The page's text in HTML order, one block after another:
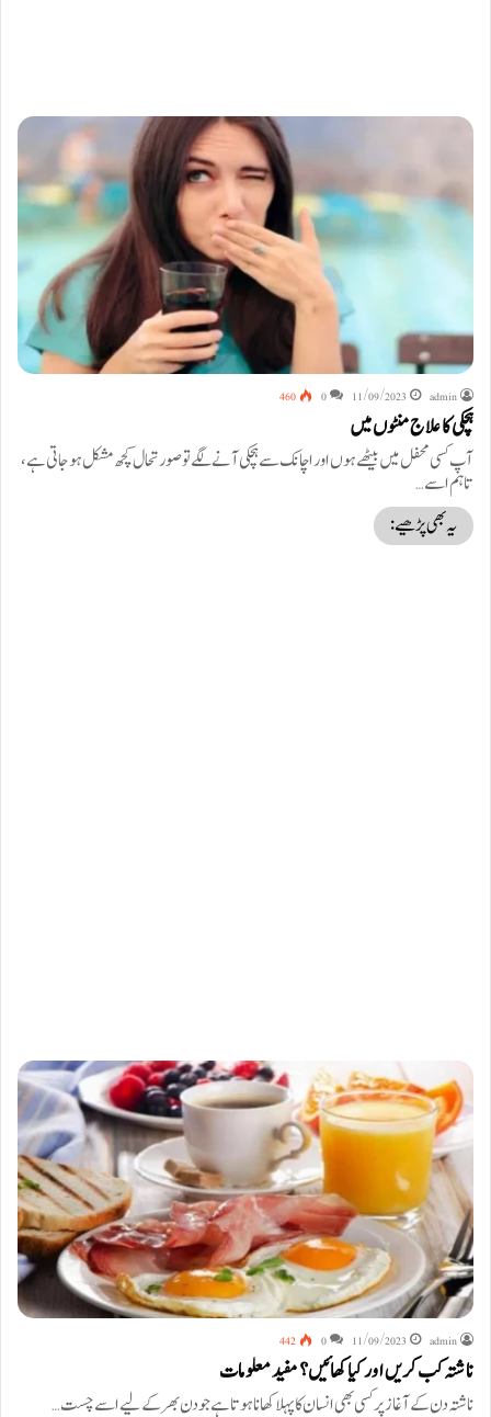
admin
11/09/2023
0
460
ہچکی کا علاج منٹوں میں
آپ کسی محفل میں بیٹھے ہوں اور اچانک سے ہچکی آنے لگے تو صورتحال کچھ مشکل ہوجاتی ہے،
تاہم اسے…
یہ بھی پڑھیے:
admin
11/09/2023
0
442
ناشتہ کب کریں اور کیا کھائیں؟ مفید معلومات
ناشتہ دن کے آغاز پر کسی بھی انسان کا پہلا کھانا ہوتا ہے جو دن بھر کے لیے اسے چست…